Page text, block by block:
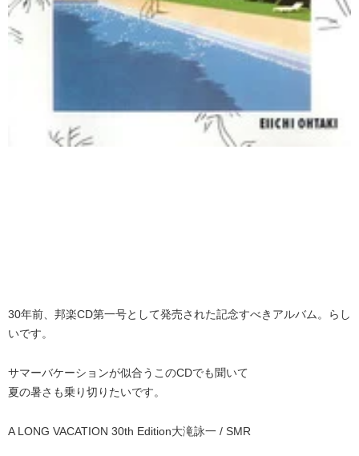
30年前、邦楽CD第一号として発売された記念すべきアルバム。らし
いです。
サマーバケーションが似合うこのCDでも聞いて
夏の暑さも乗り切りたいです。
A LONG VACATION 30th Edition大滝詠一 / SMR